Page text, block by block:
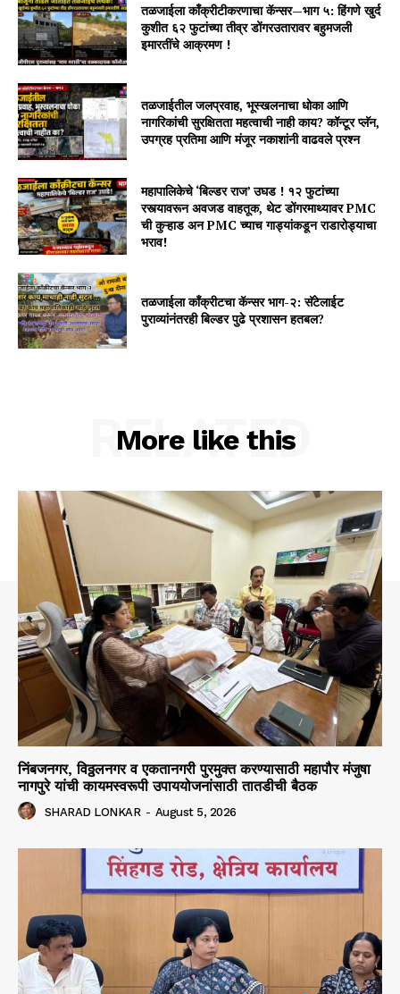
तळजाईला काँक्रीटीकरणाचा कॅन्सर—भाग ५: हिंगणे खुर्द
कुशीत ६२ फुटांच्या तीव्र डोंगरउतारावर बहुमजली
इमारतींचे आक्रमण !
तळजाईतील जलप्रवाह, भूस्खलनाचा धोका आणि
नागरिकांची सुरक्षितता महत्वाची नाही काय? कॉन्टूर प्लॅन,
उपग्रह प्रतिमा आणि मंजूर नकाशांनी वाढवले प्रश्न
महापालिकेचे ‘बिल्डर राज’ उघड ! १२ फुटांच्या
रस्त्यावरून अवजड वाहतूक, थेट डोंगरमाथ्यावर PMC
ची कुऱ्हाड अन PMC च्याच गाड्यांकडून राडारोड्याचा
भराव!
तळजाईला कॉंक्रीटचा कॅन्सर भाग-२: सॅटेलाईट
पुराव्यांनंतरही बिल्डर पुढे प्रशासन हतबल?
More like this
RELATED
निंबजनगर, विठ्ठलनगर व एकतानगरी पुरमुक्त करण्यासाठी महापौर मंजुषा
नागपुरे यांची कायमस्वरूपी उपाययोजनांसाठी तातडीची बैठक
SHARAD LONKAR - August 5, 2026